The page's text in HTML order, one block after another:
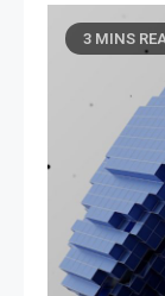
3 MINS